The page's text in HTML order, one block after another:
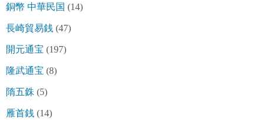
銅幣 中華民国 (14)
長崎貿易銭 (47)
開元通宝 (197)
隆武通宝 (8)
隋五銖 (5)
雁首銭 (14)